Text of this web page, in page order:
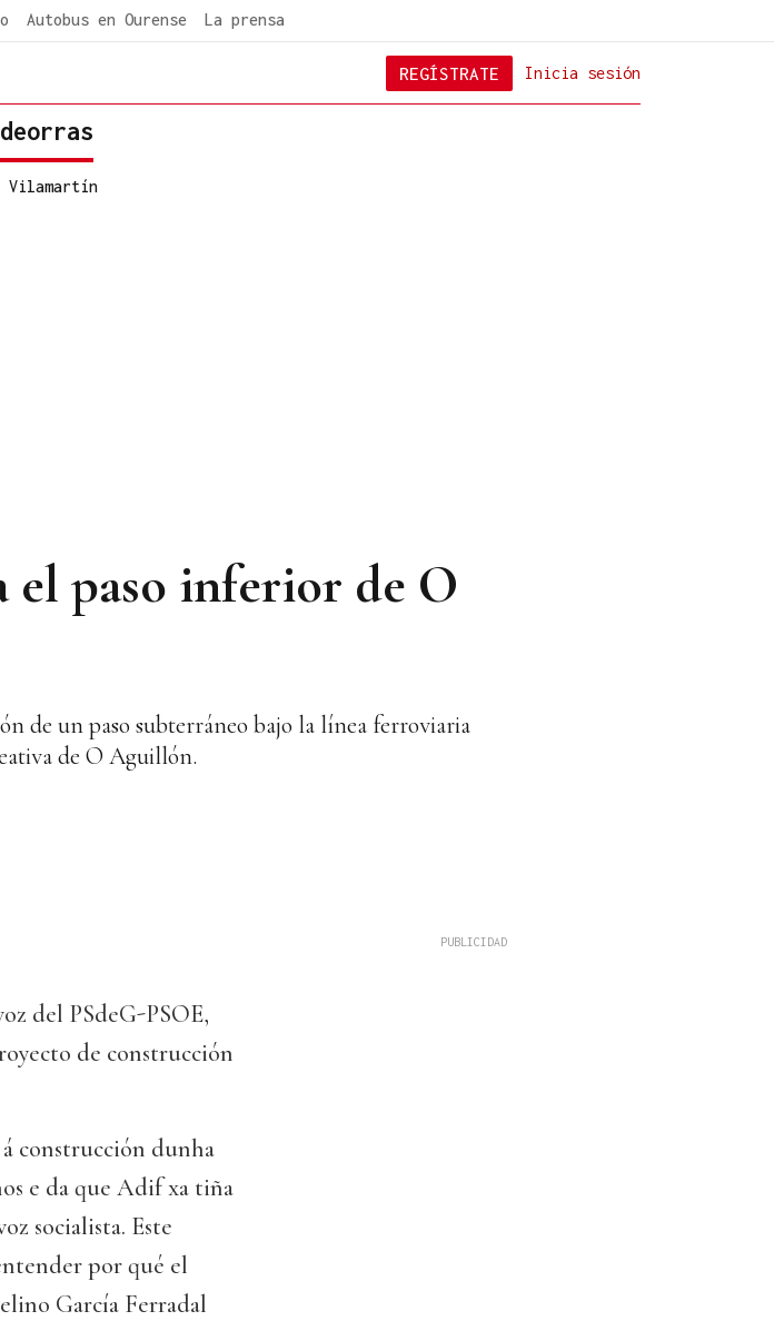
Autobus en Ourense La prensa
Inicia sesión
REGÍSTRATE
Vilamartín
paso inferior de O
de un paso subterráneo bajo la línea ferroviaria
de O Aguillón.
del PSdeG-PSOE,
de construcción
construcción dunha
e da que Adif xa tiña
socialista. Este
por qué el
García Ferradal